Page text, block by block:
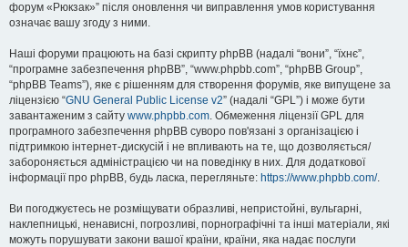
форум «Рюкзак»” після оновлення чи виправлення умов користування
означає вашу згоду з ними.
Наші форуми працюють на базі скрипту phpBB (надалі “вони”, “їхнє”,
“програмне забезпечення phpBB”, “www.phpbb.com”, “phpBB Group”,
“phpBB Teams”), яке є рішенням для створення форумів, яке випущене за
ліцензією “GNU General Public License v2” (надалі “GPL”) і може бути
завантаженим з сайту www.phpbb.com. Обмеження ліцензії GPL для
програмного забезпечення phpBB суворо пов'язані з організацією і
підтримкою інтернет-дискусій і не впливають на те, що дозволяється/
забороняється адміністрацією чи на поведінку в них. Для додаткової
інформації про phpBB, будь ласка, перегляньте: https://www.phpbb.com/.
Ви погоджуєтесь не розміщувати образливі, непристойні, вульгарні,
наклепницькі, ненависні, погрозливі, порнографічні та інші матеріали, які
можуть порушувати закони вашої країни, країни, яка надає послуги